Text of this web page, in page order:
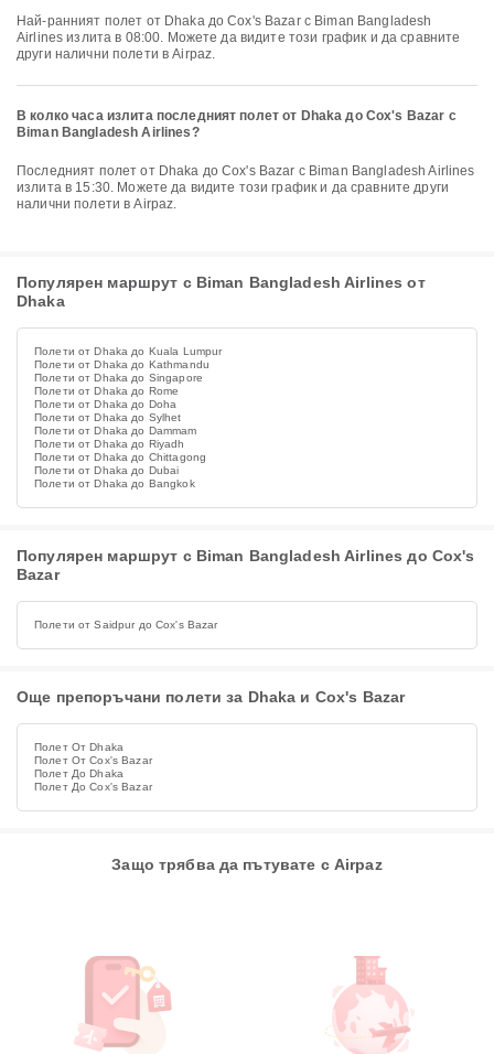
Най-ранният полет от Dhaka до Cox's Bazar с Biman Bangladesh
Airlines излита в 08:00. Можете да видите този график и да сравните
други налични полети в Airpaz.
В колко часа излита последният полет от Dhaka до Cox's Bazar с
Biman Bangladesh Airlines?
Последният полет от Dhaka до Cox's Bazar с Biman Bangladesh Airlines
излита в 15:30. Можете да видите този график и да сравните други
налични полети в Airpaz.
Популярен маршрут с Biman Bangladesh Airlines от
Dhaka
Полети от Dhaka до Kuala Lumpur
Полети от Dhaka до Kathmandu
Полети от Dhaka до Singapore
Полети от Dhaka до Rome
Полети от Dhaka до Doha
Полети от Dhaka до Sylhet
Полети от Dhaka до Dammam
Полети от Dhaka до Riyadh
Полети от Dhaka до Chittagong
Полети от Dhaka до Dubai
Полети от Dhaka до Bangkok
Популярен маршрут с Biman Bangladesh Airlines до Cox's
Bazar
Полети от Saidpur до Cox's Bazar
Още препоръчани полети за Dhaka и Cox's Bazar
Полет От Dhaka
Полет От Cox's Bazar
Полет До Dhaka
Полет До Cox's Bazar
Защо трябва да пътувате с Airpaz